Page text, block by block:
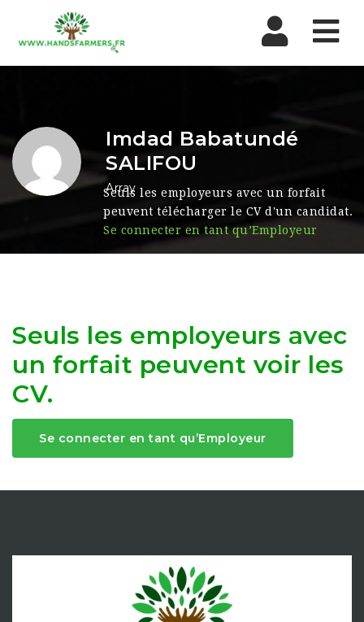
Seuls les employeurs avec un forfait
peuvent télécharger le CV d'un candidat.
Se connecter en tant qu’Employeur
Imdad Babatundé
SALIFOU
Array
Seuls les employeurs avec
un forfait peuvent voir les
CV.
Se connecter en tant qu’Employeur